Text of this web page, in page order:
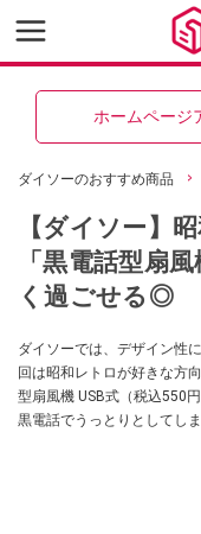
ホームページ
ダイソーのおすすめ商品
【ダイソー】
「黒電話型扇
く過ごせる◎
ダイソーでは、デザイン性
回は昭和レトロが好きな方
型扇風機 USB式（税込550
黒電話でうっとりとしてしま